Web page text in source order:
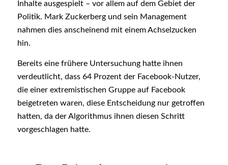
Inhalte ausgespielt – vor allem auf dem Gebiet der
Politik. Mark Zuckerberg und sein Management
nahmen dies anscheinend mit einem Achselzucken
hin.
Bereits eine frühere Untersuchung hatte ihnen
verdeutlicht, dass 64 Prozent der Facebook-Nutzer,
die einer extremistischen Gruppe auf Facebook
beigetreten waren, diese Entscheidung nur getroffen
hatten, da der Algorithmus ihnen diesen Schritt
vorgeschlagen hatte.